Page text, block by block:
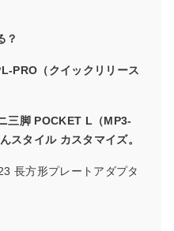
？
PRO（クイックリリース
三脚 POCKET L（MP3-
スタイル カスタマイズ。
長方形プレートアダプタ